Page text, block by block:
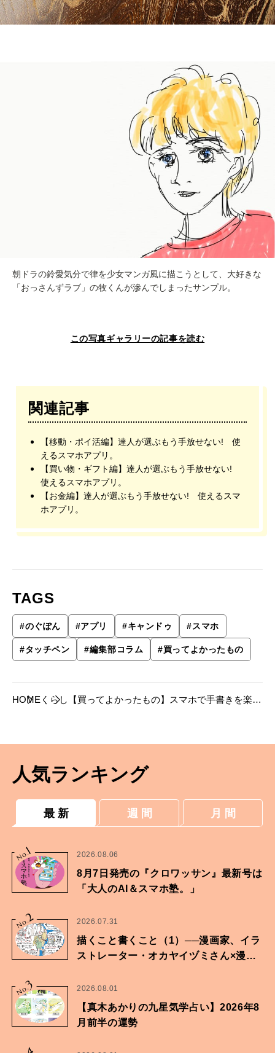
朝ドラの鈴愛気分で律を少女マンガ風に描こうとして、大好きな
「おっさんずラブ」の牧くんが滲んでしまったサンプル。
この写真ギャラリーの記事を読む
関連記事
【移動・ポイ活編】達人が選ぶもう手放せない! 使
えるスマホアプリ。
【買い物・ギフト編】達人が選ぶもう手放せない!
使えるスマホアプリ。
【お金編】達人が選ぶもう手放せない! 使えるスマ
ホアプリ。
TAGS
#のぐぽん #アプリ #キャンドゥ #スマホ
#タッチペン #編集部コラム #買ってよかったもの
HOME くらし
【買ってよかったもの】スマホで手書きを楽し
人気ランキング
最 新 週 間 月 間
No.
1 2026.08.06
8月7日発売の『クロワッサン』最新号は
「大人のAI＆スマホ塾。」
No.2 2026.07.31
描くこと書くこと（1）──漫画家、イラ
ストレーター・オカヤイヅミさん×漫画
No.
3 2026.08.01
【真木あかりの九星気学占い】2026年8
月前半の運勢